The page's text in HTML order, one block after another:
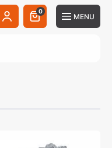
0
MENU